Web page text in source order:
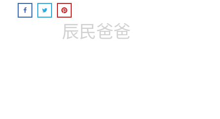
辰民爸爸